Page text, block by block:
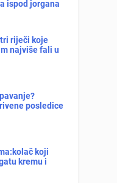
ispod jorgana
riječi koje
najviše fali u
posledice
koji
kremu i